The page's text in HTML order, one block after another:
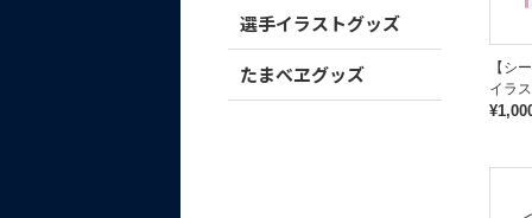
選手イラストグッズ
たまべヱグッズ
【シ
イラ